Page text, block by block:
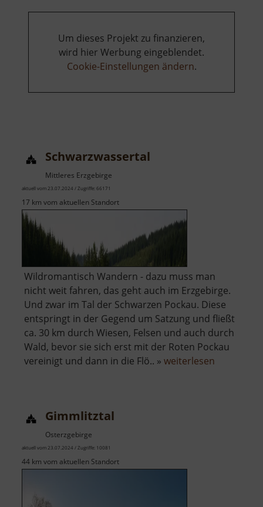
Um dieses Projekt zu finanzieren,
wird hier Werbung eingeblendet.
Cookie-Einstellungen ändern.
Schwarzwassertal
Mittleres Erzgebirge
aktuell vom 23.07.2024 / Zugriffe: 66171
17 km vom aktuellen Standort
Wildromantisch Wandern - dazu muss man
nicht weit fahren, das geht auch im Erzgebirge.
Und zwar im Tal der Schwarzen Pockau. Diese
entspringt in der Gegend um Satzung und fließt
ca. 30 km durch Wiesen, Felsen und auch durch
Wald, bevor sie sich erst mit der Roten Pockau
vereinigt und dann in die Flö.. » weiterlesen
Gimmlitztal
Osterzgebirge
aktuell vom 23.07.2024 / Zugriffe: 10081
44 km vom aktuellen Standort